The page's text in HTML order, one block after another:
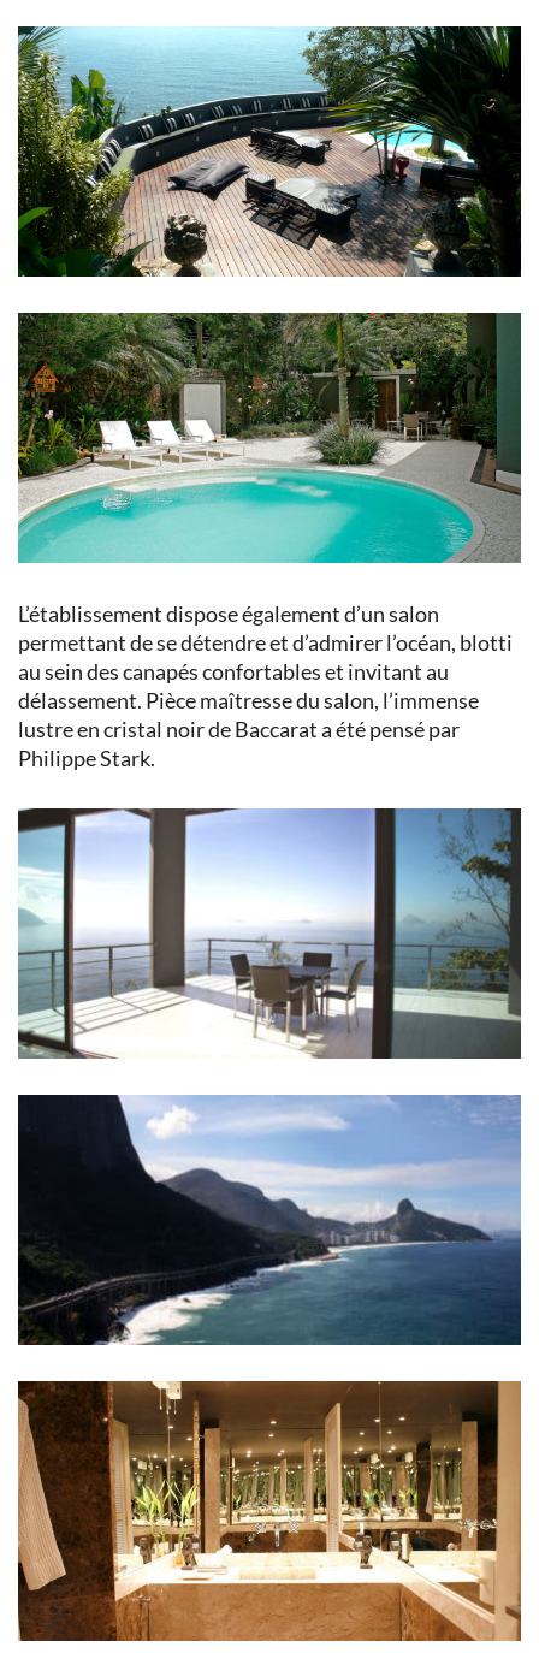
L’établissement dispose également d’un salon
permettant de se détendre et d’admirer l’océan, blotti
au sein des canapés confortables et invitant au
délassement. Pièce maîtresse du salon, l’immense
lustre en cristal noir de Baccarat a été pensé par
Philippe Stark.